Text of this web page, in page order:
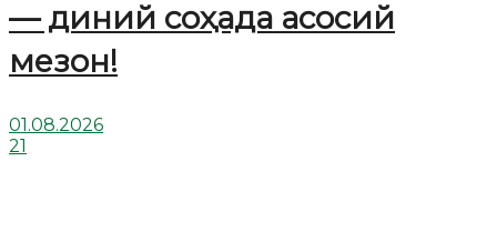
— диний соҳада асосий
мезон!
01.08.2026
21